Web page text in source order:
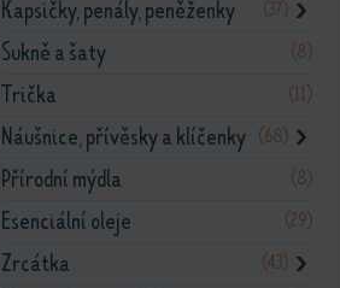
Kapsičky, penály, peněženky (37) ❯
Sukně a šaty (8)
Trička (11)
Náušnice, přívěsky a klíčenky (68) ❯
Přírodní mýdla (8)
Esenciální oleje (29)
Zrcátka (43) ❯